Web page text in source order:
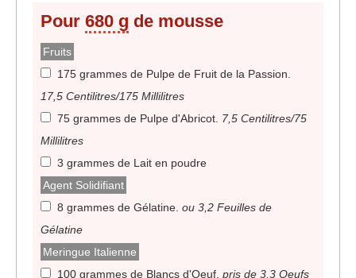
Pour 680 g de mousse
Fruits
175 grammes de Pulpe de Fruit de la Passion.
17,5 Centilitres/175 Millilitres
75 grammes de Pulpe d'Abricot. 7,5 Centilitres/75
Millilitres
3 grammes de Lait en poudre
Agent Solidifiant
8 grammes de Gélatine. ou 3,2 Feuilles de
Gélatine
Meringue Italienne
100 grammes de Blancs d'Oeuf. pris de 3,3 Oeufs